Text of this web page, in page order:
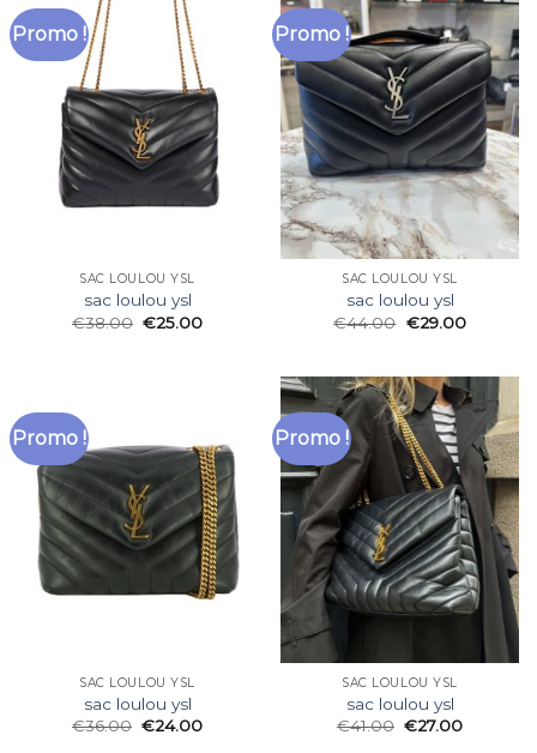
Promo !
SAC LOULOU YSL
sac loulou ysl
€38.00 €25.00
Promo !
SAC LOULOU YSL
sac loulou ysl
€44.00 €29.00
Promo !
SAC LOULOU YSL
sac loulou ysl
€36.00 €24.00
Promo !
SAC LOULOU YSL
sac loulou ysl
€41.00 €27.00